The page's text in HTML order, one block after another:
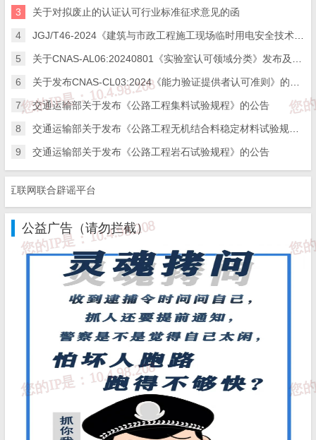
11 2017RB042 RB/T041-2020 检验检测机构管
12 2017RB043 RB/T042-2020 检验检测机构管
13 2017RB044 RB/T043-2020
检验检测机构管
要求
14 2017RB045 RB/T044-2020
2017RB073 RB/T045-2020 检验检测机构管
2017RB074 RB/T046-2020 检验检测机构管
17 2015RB010 RB/T047-2020
检验检测机构管
3 关于对拟废止的认证认可行业标准征求意见的函
4 JGJ/T46-2024《建筑与市政工程施工现场临时用电安全技术标准》，自2025年1月1日起实施。
5 关于CNAS-AL06:20240801《实验室认可领域分类》发布及转换实施政策的通知
6 关于发布CNAS-CL03:2024《能力验证提供者认可准则》的通知
7 交通运输部关于发布《公路工程集料试验规程》的公告
8 交通运输部关于发布《公路工程无机结合料稳定材料试验规程》的公告
9 交通运输部关于发布《公路工程岩石试验规程》的公告
网联合辟谣平台
公益广告（请勿拦截）